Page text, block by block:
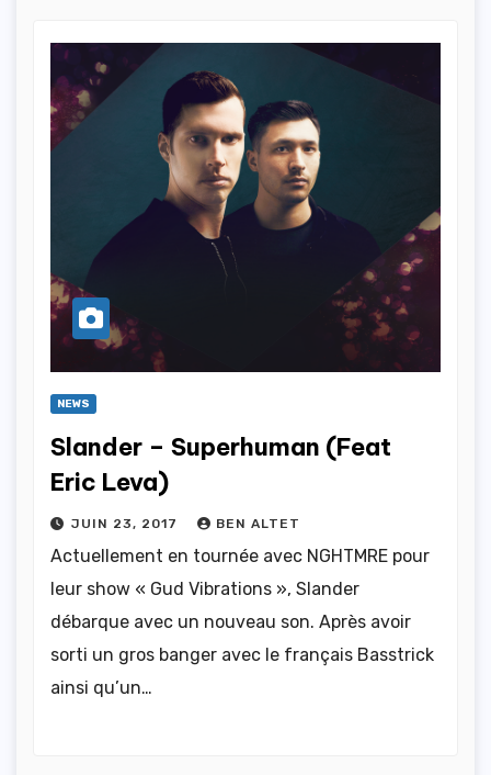
NEWS
Slander – Superhuman (Feat
Eric Leva)
JUIN 23, 2017 BEN ALTET
Actuellement en tournée avec NGHTMRE pour
leur show « Gud Vibrations », Slander
débarque avec un nouveau son. Après avoir
sorti un gros banger avec le français Basstrick
ainsi qu’un…